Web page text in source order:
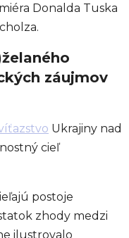
Donalda Tuska
záujmov
Ukrajiny nad
cieľ
postoje
zhody medzi
ilustrovalo